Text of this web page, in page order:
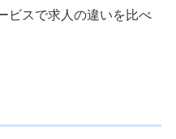
ビスで求人の違いを比べ